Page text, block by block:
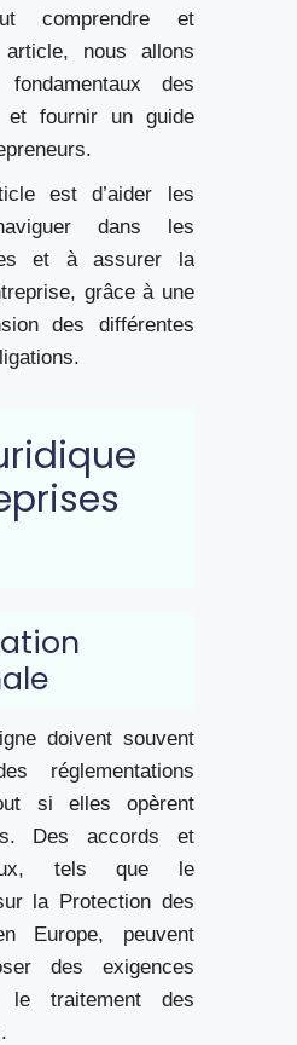
comprendre et
nous allons
des
et fournir un guide
est d’aider les
dans les
et à assurer la
grâce à une
des différentes
doivent souvent
réglementations
si elles opèrent
Des accords et
tels que le
la Protection des
Europe, peuvent
des exigences
le traitement des